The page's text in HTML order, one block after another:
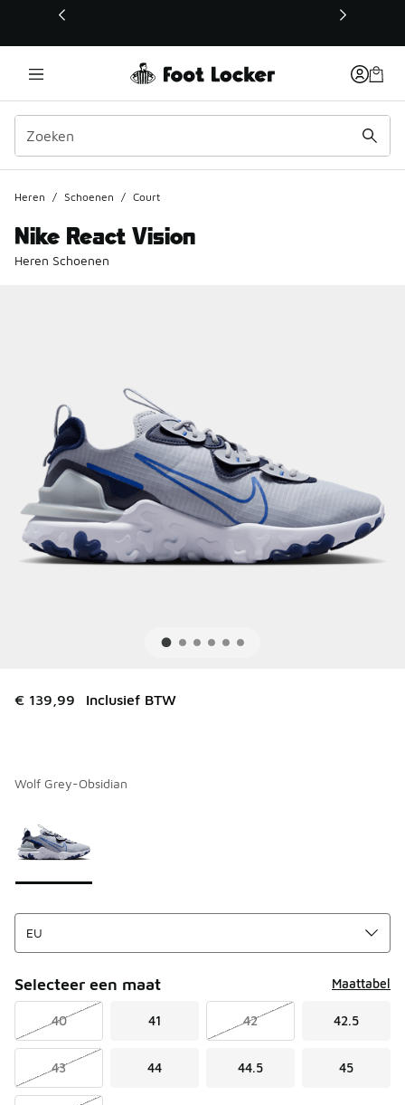
Deze link wordt geopend in een nieuw venster
Heren / Schoenen / Court
Nike React Vision
Heren Schoenen
€ 139,99 Inclusief BTW
Wolf Grey-Obsidian
Selecteer een maat Maattabel
40 41 42 42.5
43 44 44.5 45